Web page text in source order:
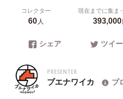
コレクター
60人
現在までに集ま
393,000
シェア ツイ
PRESENTER
ブエナワイカ プ